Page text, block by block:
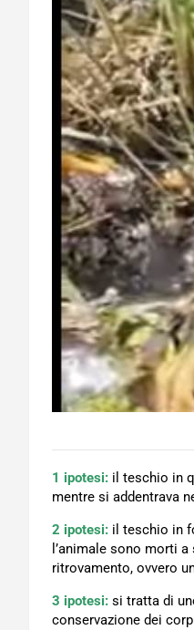
1 ipotesi: il teschio in
mentre si addentrava
2 ipotesi: il teschio in
l’animale sono morti
ritrovamento, ovvero
3 ipotesi: si tratta di
conservazione dei